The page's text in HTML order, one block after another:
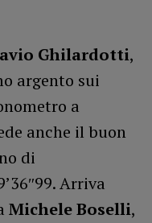
Ghilardotti,
argento sui
a
anche il buon
di
Arriva
Michele Boselli,